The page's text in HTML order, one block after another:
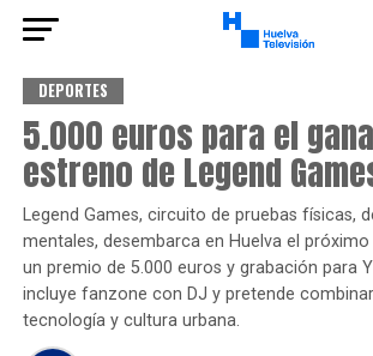
DEPORTES
5.000 euros para el
estreno de Legend
Legend Games, circuito de pruebas físicas,
mentales, desembarca en Huelva el
un premio de 5.000 euros y grabación para
incluye fanzone con DJ y pretende
tecnología y cultura urbana.